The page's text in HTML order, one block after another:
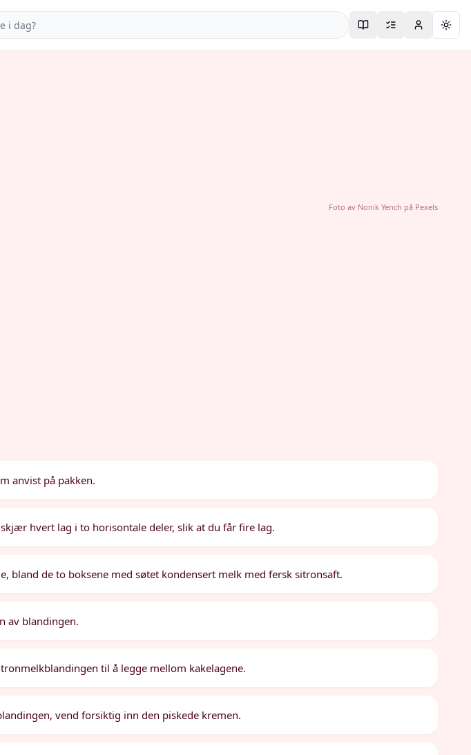
Foto av Nonik Yench på Pexels
anvist på pakken.
hvert lag i to horisontale deler, slik at du får fire lag.
bland de to boksene med søtet kondensert melk med fersk sitronsaft.
av blandingen.
til å legge mellom kakelagene.
vend forsiktig inn den piskede kremen.